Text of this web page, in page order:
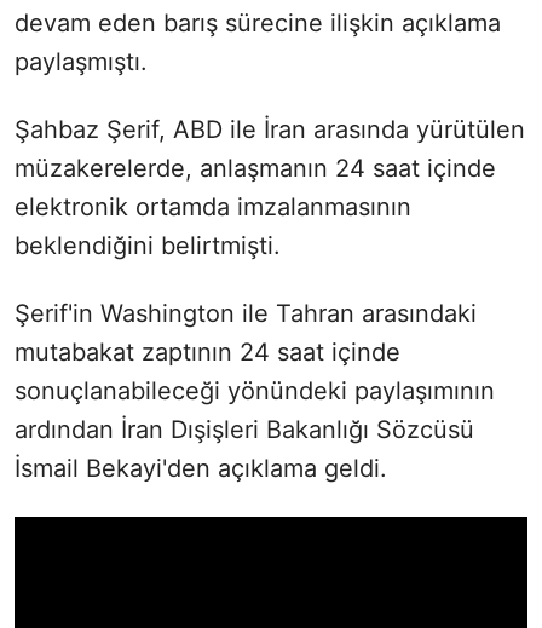
devam eden barış sürecine ilişkin açıklama
paylaşmıştı.
Şahbaz Şerif, ABD ile İran arasında yürütülen
müzakerelerde, anlaşmanın 24 saat içinde
elektronik ortamda imzalanmasının
beklendiğini belirtmişti.
Şerif'in Washington ile Tahran arasındaki
mutabakat zaptının 24 saat içinde
sonuçlanabileceği yönündeki paylaşımının
ardından İran Dışişleri Bakanlığı Sözcüsü
İsmail Bekayi'den açıklama geldi.